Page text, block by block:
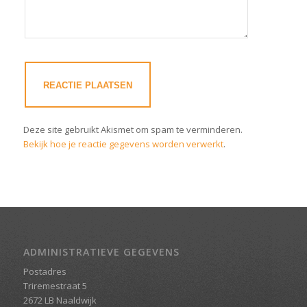
Deze site gebruikt Akismet om spam te verminderen.
Bekijk hoe je reactie gegevens worden verwerkt.
ADMINISTRATIEVE GEGEVENS
Postadres
Triremestraat 5
2672 LB Naaldwijk